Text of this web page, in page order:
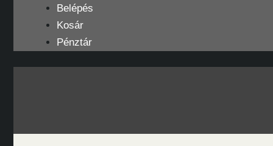
tartalomba
Belépés
Kosár
Pénztár